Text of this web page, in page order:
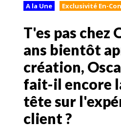
A la Une Exclusivité En-
T'es pas chez
ans bientôt
création,
fait-il encore
tête sur
client ?